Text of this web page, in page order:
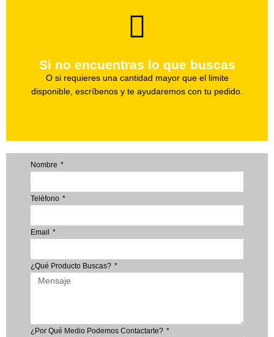
Si no encuentras lo que buscas
O si requieres una cantidad mayor que el limite
disponible, escríbenos y te ayudaremos con tu pedido.
Haz tu pedido
Nombre
Teléfono
Email
¿Qué Producto Buscas?
¿Por Qué Medio Podemos Contactarte?